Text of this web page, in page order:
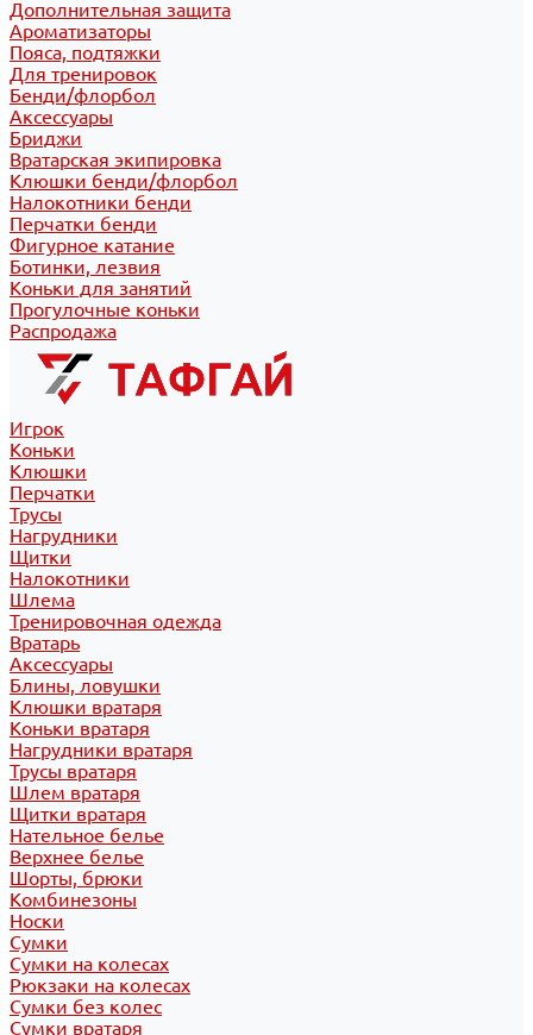
Дополнительная защита
Ароматизаторы
Пояса, подтяжки
Для тренировок
Бенди/флорбол
Аксессуары
Бриджи
Вратарская экипировка
Клюшки бенди/флорбол
Налокотники бенди
Перчатки бенди
Фигурное катание
Ботинки, лезвия
Коньки для занятий
Прогулочные коньки
Распродажа
Игрок
Коньки
Клюшки
Перчатки
Трусы
Нагрудники
Щитки
Налокотники
Шлема
Тренировочная одежда
Вратарь
Аксессуары
Блины, ловушки
Клюшки вратаря
Коньки вратаря
Нагрудники вратаря
Трусы вратаря
Шлем вратаря
Щитки вратаря
Нательное белье
Верхнее белье
Шорты, брюки
Комбинезоны
Носки
Сумки
Сумки на колесах
Рюкзаки на колесах
Сумки без колес
Сумки вратаря